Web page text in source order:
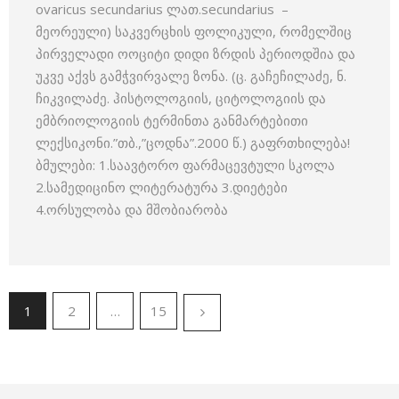
ovaricus secundarius ლათ.secundarius –
მეორეული) საკვერცხის ფოლიკული, რომელშიც
პირველადი ოოციტი დიდი ზრდის პერიოდშია და
უკვე აქვს გამჭვირვალე ზონა. (ც. გაჩეჩილაძე, ნ.
ჩიკვილაძე. ჰისტოლოგიის, ციტოლოგიის და
ემბრიოლოგიის ტერმინთა განმარტებითი
ლექსიკონი.”თბ.,”ცოდნა”.2000 წ.) გაფრთხილება!
ბმულები: 1.საავტორო ფარმაცევტული სკოლა
2.სამედიცინო ლიტერატურა 3.დიეტები
4.ორსულობა და მშობიარობა
1 2 … 15